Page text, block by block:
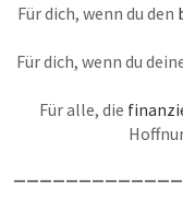
Für dich, wenn du den
Für dich, wenn du
Für alle, die